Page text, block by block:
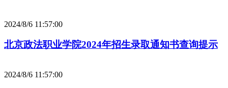
2024/8/6 11:57:00
北京政法职业学院2024年招生录取通知书查询提示
2024/8/6 11:57:00